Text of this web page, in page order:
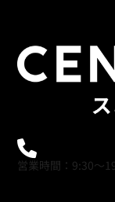
営業時間：9:30～